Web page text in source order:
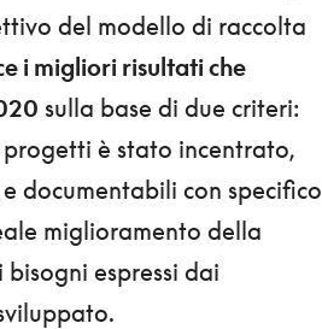
del modello di raccolta
i migliori risultati che
sulla base di due criteri:
è stato incentrato,
documentabili con specifico
miglioramento della
espressi dai